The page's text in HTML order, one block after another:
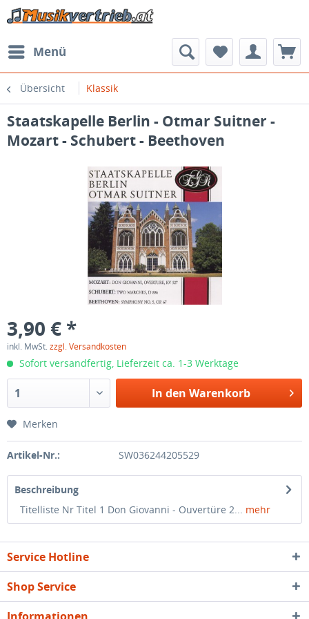
Menü
Übersicht Klassik
Staatskapelle Berlin - Otmar Suitner -
Mozart - Schubert - Beethoven
3,90 € *
inkl. MwSt.zzgl. Versandkosten
Sofort versandfertig, Lieferzeit ca. 1-3 Werktage
In den Warenkorb
Merken
Artikel-Nr.: SW036244205529
Beschreibung
Titelliste Nr Titel 1 Don Giovanni - Ouvertüre 2... mehr
Service Hotline
Shop Service